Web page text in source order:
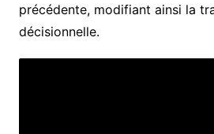
précédente, modifiant ainsi la
décisionnelle.